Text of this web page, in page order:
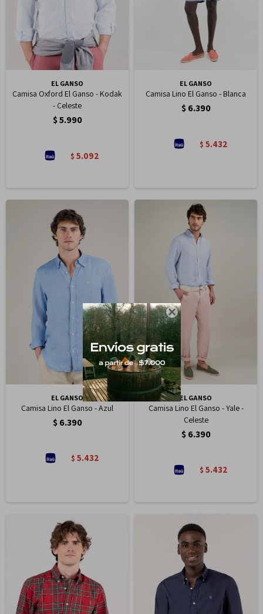

EL GANSO
Camisa Oxford El Ganso - Kodak
- Celeste
$5.990
$ 5.092
EL GANSO
Camisa Lino El Ganso - Blanca
$ 6.390
$ 5.432
EL GANSO
Camisa Lino El Ganso - Azul
$ 6.390
$ 5.432
EL GANSO
Camisa Lino El Ganso - Yale -
Celeste
$ 6.390
$ 5.432